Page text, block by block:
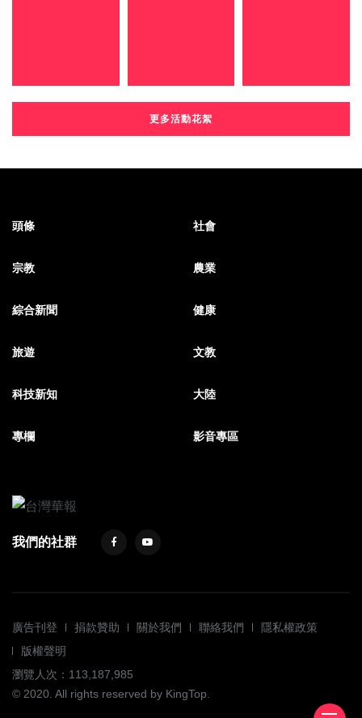
更多活動花絮
頭條 社會
宗教 農業
綜合新聞 健康
旅遊 文教
科技新知 大陸
專欄 影音專區
我們的社群
廣告刊登 捐款贊助 關於我們 聯絡我們
隱私權政策
版權聲明
瀏覽人次：113,187,985
© 2020. All rights reserved by KingTop.